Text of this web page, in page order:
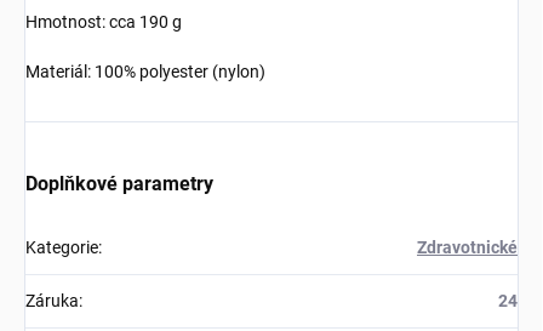
Hmotnost: cca 190 g
Materiál: 100% polyester (nylon)
Doplňkové parametry
Kategorie: Zdravotnické
Záruka: 24